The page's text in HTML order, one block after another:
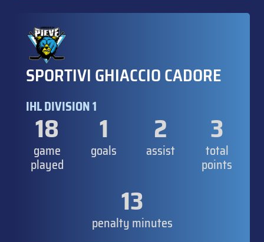
SPORTIVI GHIACCIO CADORE
IHL DIVISION 1
18
game
played
1
goals
2
assist
3
total
points
13
penalty minutes